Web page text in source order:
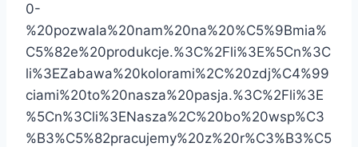
0-
%20pozwala%20nam%20na%20%C5%9Bmia%
C5%82e%20produkcje.%3C%2Fli%3E%5Cn%3C
li%3EZabawa%20kolorami%2C%20zdj%C4%99
ciami%20to%20nasza%20pasja.%3C%2Fli%3E
%5Cn%3Cli%3ENasza%2C%20bo%20wsp%C3
%B3%C5%82pracujemy%20z%20r%C3%B3%C5